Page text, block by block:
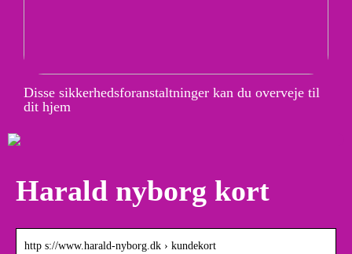
Disse sikkerhedsforanstaltninger kan du overveje til
dit hjem
Harald nyborg kort
http s://www.harald-nyborg.dk › kundekort